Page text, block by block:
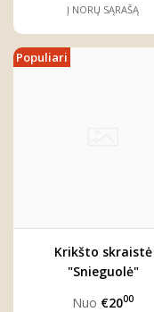
Į NORŲ SĄRAŠĄ
Populiari
Krikšto skraistė
"Snieguolė"
Nuo €2000